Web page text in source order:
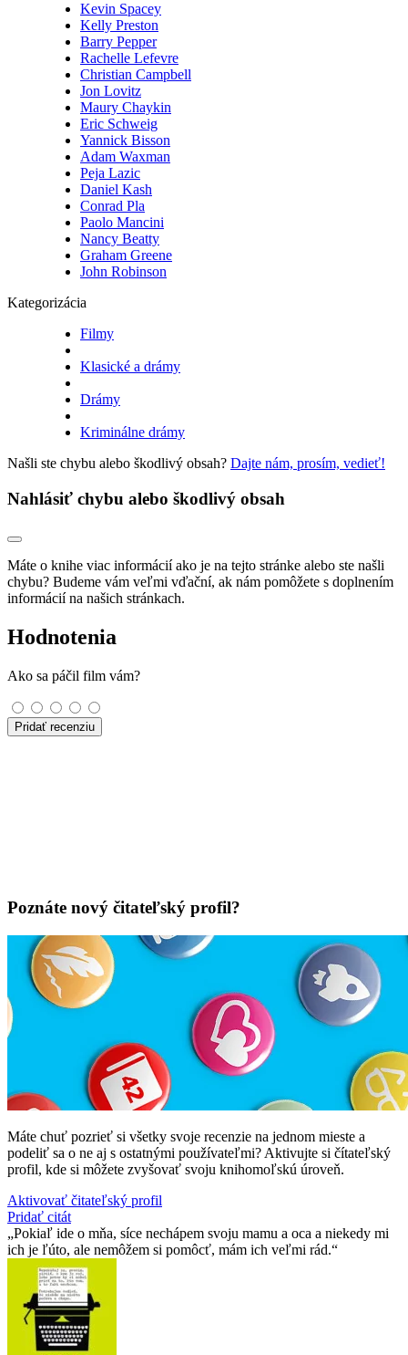
Kevin Spacey
Kelly Preston
Barry Pepper
Rachelle Lefevre
Christian Campbell
Jon Lovitz
Maury Chaykin
Eric Schweig
Yannick Bisson
Adam Waxman
Peja Lazic
Daniel Kash
Conrad Pla
Paolo Mancini
Nancy Beatty
Graham Greene
John Robinson
Kategorizácia
Filmy
Klasické a drámy
Drámy
Kriminálne drámy
Našli ste chybu alebo škodlivý obsah? Dajte nám, prosím, vedieť!
Nahlásiť chybu alebo škodlivý obsah
Máte o knihe viac informácií ako je na tejto stránke alebo ste našli
chybu? Budeme vám veľmi vďační, ak nám pomôžete s doplnením
informácií na našich stránkach.
Hodnotenia
Ako sa páčil film vám?
Pridať recenziu
Poznáte nový čitateľský profil?
Máte chuť pozrieť si všetky svoje recenzie na jednom mieste a
podeliť sa o ne aj s ostatnými používateľmi? Aktivujte si čítateľský
profil, kde si môžete zvyšovať svoju knihomoľskú úroveň.
Aktivovať čitateľský profil
Pridať citát
Pokiaľ ide o mňa, síce nechápem svoju mamu a oca a niekedy mi
ich je ľúto, ale nemôžem si pomôcť, mám ich veľmi rád.